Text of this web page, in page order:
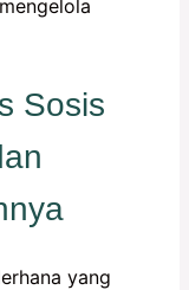
Sosis
yang